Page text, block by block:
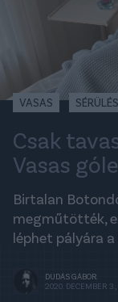
VASAS
Csak
Vasas
Birtalan
megműtötték,
léphet pályára
DUDÁS GÁBOR
2020. DECEMBER 3.,